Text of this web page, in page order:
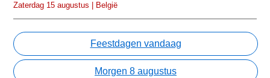
Zaterdag 15 augustus | België
Feestdagen vandaag
Morgen 8 augustus